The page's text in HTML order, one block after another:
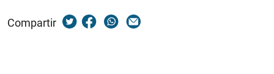
Compartir